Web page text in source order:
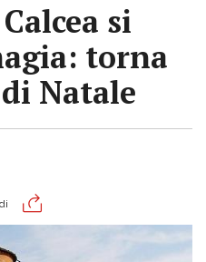
si
torna
Natale